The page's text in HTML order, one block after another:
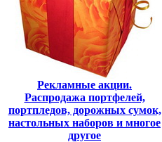
Рекламные акции.
Распродажа портфелей,
портпледов, дорожных сумок,
настольных наборов и многое
другое